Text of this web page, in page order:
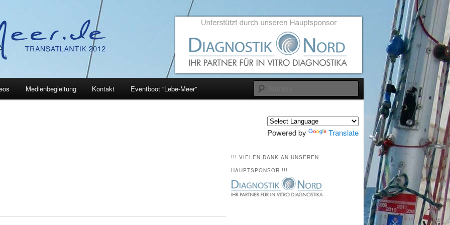
Suchen
Medienbegleitung Kontakt Eventboot “Lebe-Meer”
Powered by Translate
!!! VIELEN DANK AN UNSEREN
HAUPTSPONSOR !!!